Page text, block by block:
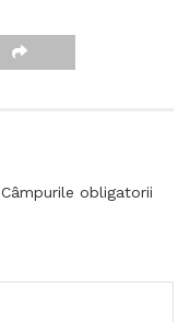
Câmpurile obligatorii